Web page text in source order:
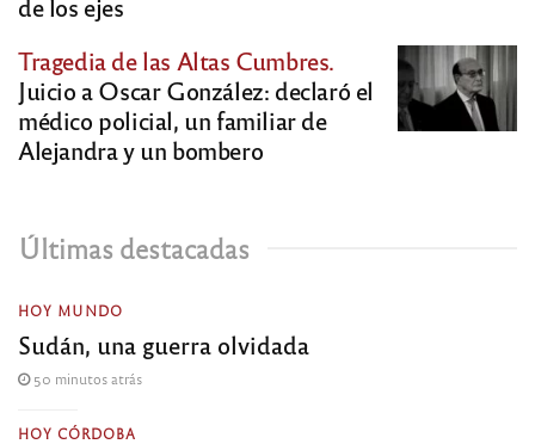
de los ejes
Tragedia de las Altas Cumbres.
Juicio a Oscar González: declaró el
médico policial, un familiar de
Alejandra y un bombero
Últimas destacadas
HOY MUNDO
Sudán, una guerra olvidada
50 minutos atrás
HOY CÓRDOBA